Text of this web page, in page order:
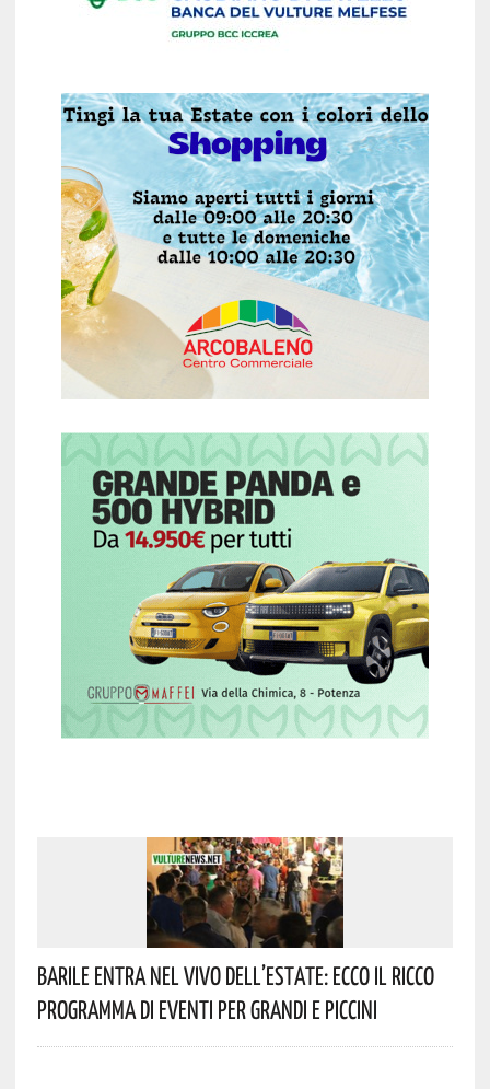
Barile Entra Nel Vivo Dell’estate: Ecco Il Ricco
Programma Di Eventi Per Grandi E Piccini